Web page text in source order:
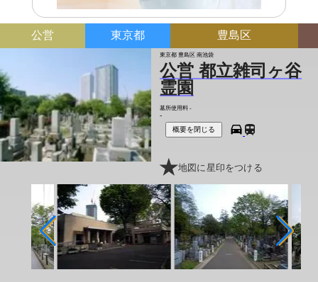
公営 東京都 豊島区
東京都 豊島区 南池袋
公営 都立雑司ヶ谷
霊園
墓所使用料 -
-
概要を閉じる
地図に星印をつける